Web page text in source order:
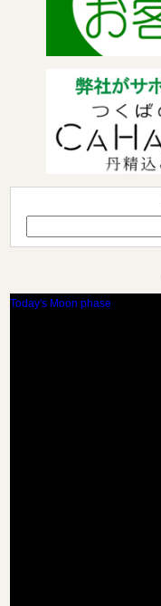
Today's Moon phase